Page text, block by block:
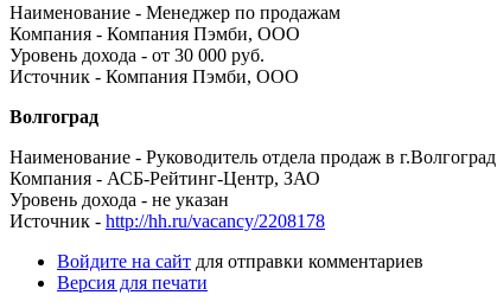
Наименование - Менеджер по продажам
Компания - Компания Пэмби, ООО
Уровень дохода - от 30 000 руб.
Источник - Компания Пэмби, ООО
Волгоград
Наименование - Руководитель отдела продаж в г.Волгоград
Компания - АСБ-Рейтинг-Центр, ЗАО
Уровень дохода - не указан
Источник - http://hh.ru/vacancy/2208178
Войдите на сайт для отправки комментариев
Версия для печати